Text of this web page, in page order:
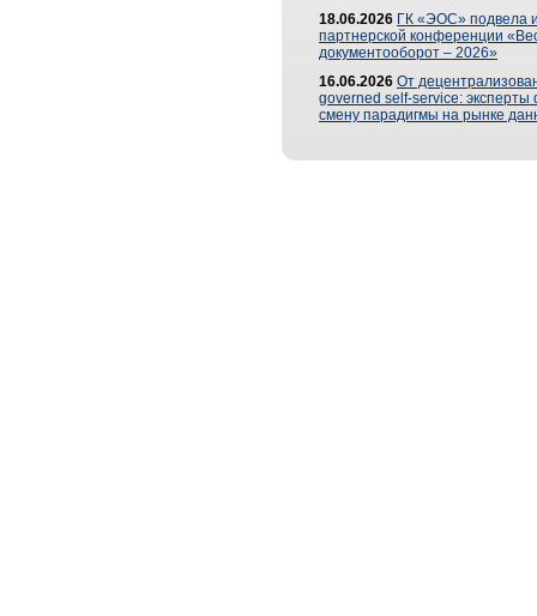
18.06.2026 ГК «ЭОС» подвела
партнерской конференции
документооборот – 2026»
16.06.2026 От
governed self-service: эксперты
смену парадигмы на рынке